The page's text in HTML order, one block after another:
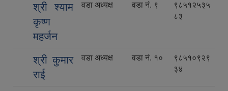
श्री श्याम
कृष्ण
महर्जन
वडा अध्यक्ष वडा नं. ९
९८५१२५३५
८३
श्री कुमार
राई
वडा अध्यक्ष वडा नं. १०
९८५१०९२९
३४